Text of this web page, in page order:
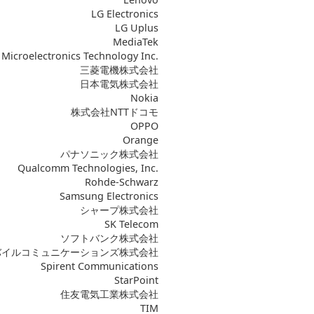
LG Electronics
LG Uplus
MediaTek
Microelectronics Technology Inc.
三菱電機株式会社
日本電気株式会社
Nokia
株式会社NTTドコモ
OPPO
Orange
パナソニック株式会社
Qualcomm Technologies, Inc.
Rohde-Schwarz
Samsung Electronics
シャープ株式会社
SK Telecom
ソフトバンク株式会社
ルコミュニケーションズ株式会社
Spirent Communications
StarPoint
住友電気工業株式会社
TIM